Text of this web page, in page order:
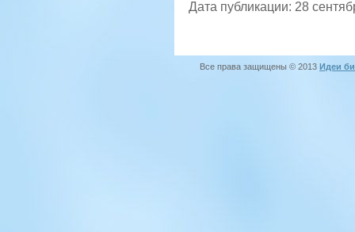
Дата публикации: 28
Все права защищены © 2013 Идеи